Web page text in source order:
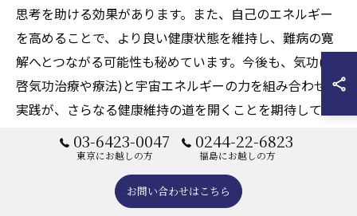
思考を助ける効果があります。また、自己のエネルギー
を高めることで、より良い健康状態を維持し、難病の寛
解へとつながる可能性も秘めています。今後も、気功(天
啓気功治療や療法)と宇宙エネルギーの力を組み合わせた
実践が、さらなる健康維持の道を開くことを期待してい
現代医学を補完する気功(天啓気
03-6423-0047
東京にお越しの方
0244-22-6823
福島にお越しの方
お問い合わせはこちら